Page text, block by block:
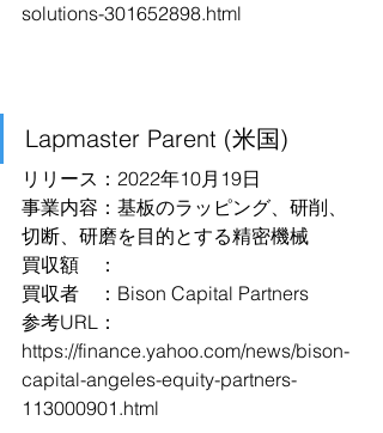
solutions-301652898.html
Lapmaster Parent (米国)
リリース：2022年10月19日
事業内容：基板のラッピング、研削、
切断、研磨を目的とする精密機械
買収額　：
買収者　：Bison Capital Partners
参考URL：
https://finance.yahoo.com/news/bison-
capital-angeles-equity-partners-
113000901.html